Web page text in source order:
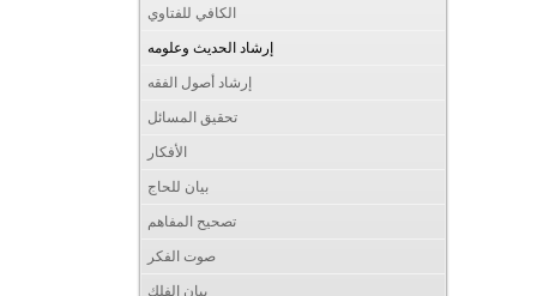
الكافي للفتاوي
إرشاد الحديث وعلومه
إرشاد أصول الفقه
تحقيق المسائل
الأفكار
بيان للحاج
تصحيح المفاهم
صوت الفكر
بيان الفلك